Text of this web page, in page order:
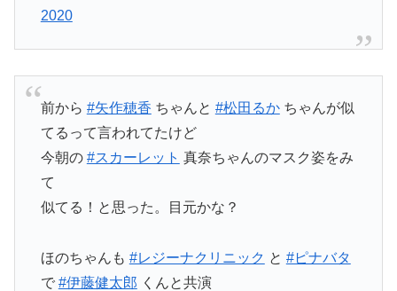
2020
前から #矢作穂香 ちゃんと #松田るかちゃんが似
てるって言われてたけど
今朝の #スカーレット 真奈ちゃんのマスク姿をみ
て
似てる！と思った。目元かな？
ほのちゃんも #レジーナクリニック と #ピナバタ
で #伊藤健太郎 くんと共演